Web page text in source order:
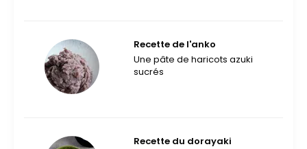
Recette de l'anko
Une pâte de haricots azuki
sucrés
Recette du dorayaki